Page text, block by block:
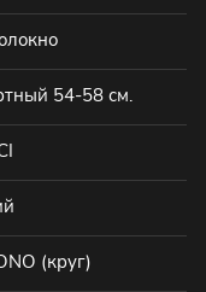
54-58 см.
(круг)